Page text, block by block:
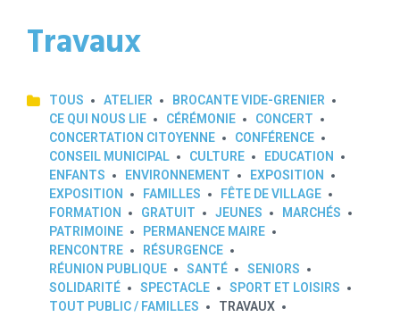
Travaux
TOUS ATELIER
BROCANTE VIDE-GRENIER
CE QUI NOUS LIE
CÉRÉMONIE
CONCERT
CONCERTATION CITOYENNE
CONFÉRENCE
CONSEIL MUNICIPAL
CULTURE
EDUCATION
ENFANTS
ENVIRONNEMENT
EXPOSITION
EXPOSITION
FAMILLES
FÊTE DE VILLAGE
FORMATION
GRATUIT JEUNES
MARCHÉS
PATRIMOINE
PERMANENCE MAIRE
RENCONTRE
RÉSURGENCE
RÉUNION PUBLIQUE
SANTÉ
SENIORS
SOLIDARITÉ
SPECTACLE
SPORT ET LOISIRS
TOUT PUBLIC / FAMILLES
TRAVAUX